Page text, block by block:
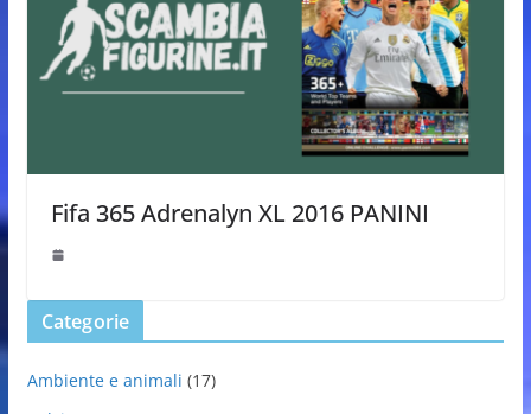
Fifa 365 Adrenalyn XL 2016 PANINI
Categorie
Ambiente e animali (17)